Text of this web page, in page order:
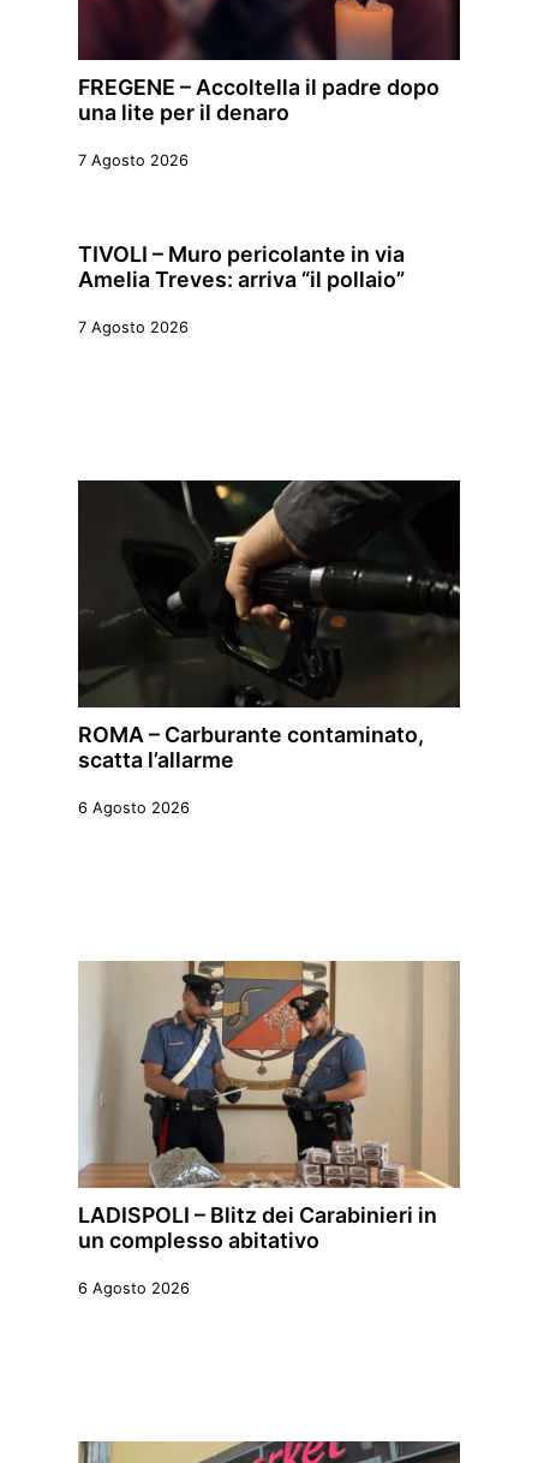
FREGENE – Accoltella il padre dopo
una lite per il denaro
7 Agosto 2026
TIVOLI – Muro pericolante in via
Amelia Treves: arriva “il pollaio”
7 Agosto 2026
ROMA – Carburante contaminato,
scatta l’allarme
6 Agosto 2026
LADISPOLI – Blitz dei Carabinieri in
un complesso abitativo
6 Agosto 2026